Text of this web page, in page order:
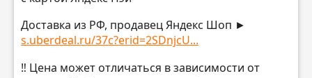
Доставка из РФ, продавец Яндекс Шоп ►
s.uberdeal.ru/37c?erid=2SDnjcU...
‼️ Цена может отличаться в зависимости от